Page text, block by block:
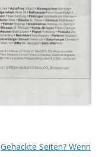
Gehackte Seiten? Wenn